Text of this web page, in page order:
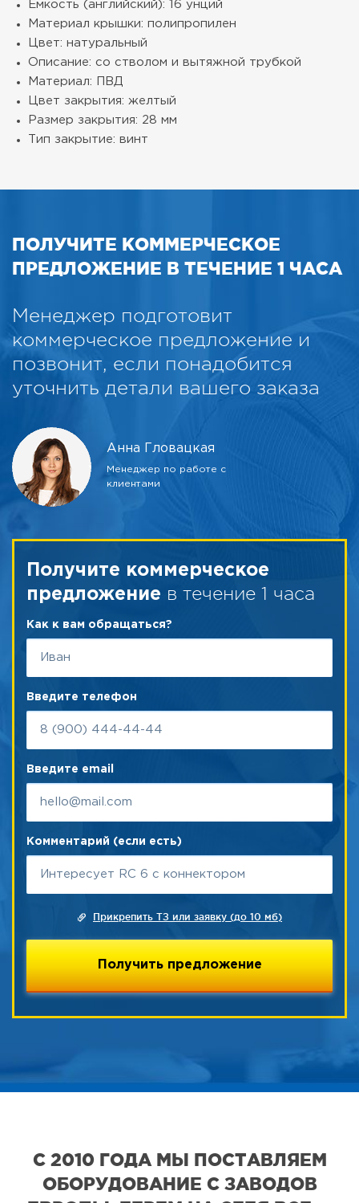
Емкость (английский): 16 унций
Материал крышки: полипропилен
Цвет: натуральный
Описание: со стволом и вытяжной трубкой
Материал: ПВД
Цвет закрытия: желтый
Размер закрытия: 28 мм
Тип закрытие: винт
ПОЛУЧИТЕ КОММЕРЧЕСКОЕ
ПРЕДЛОЖЕНИЕ В ТЕЧЕНИЕ 1 ЧАСА
Менеджер подготовит
коммерческое предложение и
позвонит, если понадобится
уточнить детали вашего заказа
Анна Гловацкая
Менеджер по работе с
клиентами
Получите коммерческое
предложение в течение 1 часа
Как к вам обращаться?
Введите телефон
Введите email
Комментарий (если есть)
Прикрепить ТЗ или заявку (до 10 мб)
С 2010 ГОДА МЫ ПОСТАВЛЯЕМ
ОБОРУДОВАНИЕ С ЗАВОДОВ